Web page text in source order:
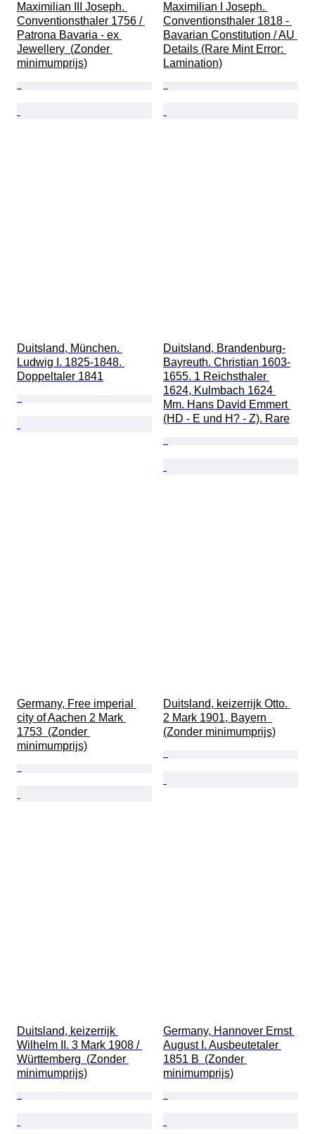
Maximilian III Joseph.
Conventionsthaler 1756 /
Patrona Bavaria - ex
Jewellery  (Zonder
minimumprijs)
Maximilian I Joseph.
Conventionsthaler 1818 -
Bavarian Constitution / AU
Details (Rare Mint Error:
Lamination)
Duitsland, München.
Ludwig I. 1825-1848.
Doppeltaler 1841
Duitsland, Brandenburg-
Bayreuth. Christian 1603-
1655. 1 Reichsthaler
1624, Kulmbach 1624
Mm. Hans David Emmert
(HD - E und H? - Z). Rare
Germany, Free imperial
city of Aachen 2 Mark
1753  (Zonder
minimumprijs)
Duitsland, keizerrijk Otto.
2 Mark 1901, Bayern
(Zonder minimumprijs)
Duitsland, keizerrijk
Wilhelm II. 3 Mark 1908 /
Württemberg  (Zonder
minimumprijs)
Germany, Hannover Ernst
August I. Ausbeutetaler
1851 B  (Zonder
minimumprijs)